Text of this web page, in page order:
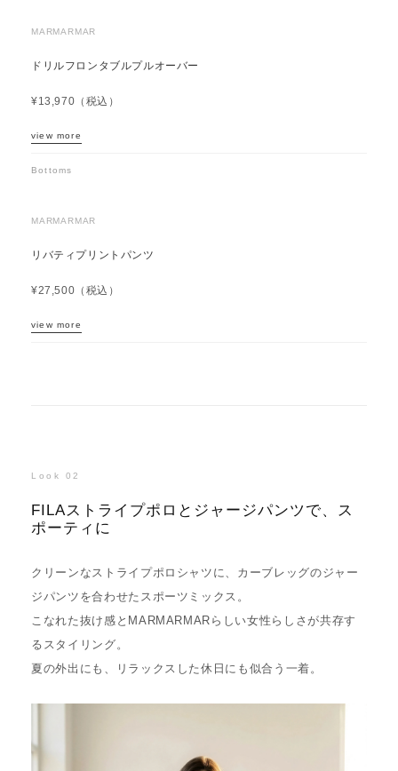
MARMARMAR
ドリルフロンタブルプルオーバー
¥13,970（税込）
view more
Bottoms
MARMARMAR
リバティプリントパンツ
¥27,500（税込）
view more
Look 02
FILAストライプポロとジャージパンツで、ス
ポーティに
クリーンなストライプポロシャツに、カーブレッグのジャー
ジパンツを合わせたスポーツミックス。
こなれた抜け感とMARMARMARらしい女性らしさが共存す
るスタイリング。
夏の外出にも、リラックスした休日にも似合う一着。